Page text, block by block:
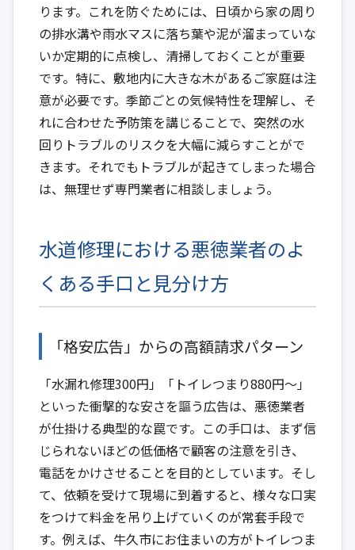
ります。これを防ぐためには、日頃から家の周り
の排水溝や雨水マスに落ち葉や泥が溜まっていな
いか定期的に点検し、清掃しておくことが重要
です。特に、敷地内に大きな木があるご家庭は注
意が必要です。季節ごとの気候特性を理解し、そ
れに合わせた予防策を講じることで、突然の水
回りトラブルのリスクを大幅に減らすことがで
きます。それでもトラブルが起きてしまった場合
は、無理せず専門業者に相談しましょう。
水道修理における悪徳業者のよ
くある手口と見分け方
「格安広告」からの高額請求パターン
「水漏れ修理300円」「トイレつまり880円～」
といった衝撃的な安さを謳う広告は、悪徳業者
が仕掛ける典型的な罠です。この手口は、まず信
じられないほどの低価格で顧客の注意を引き、
電話をかけさせることを目的としています。そし
て、依頼を受けて現場に到着すると、様々な口実
をつけて料金を吊り上げていくのが常套手段で
す。例えば、牛久市にお住まいの方がトイレつま